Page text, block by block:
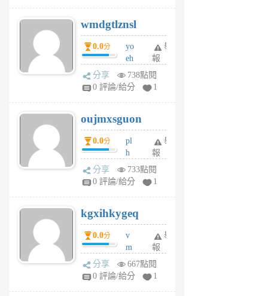
R
P
m
v
A
V
個
月
前
wmdgtlznsl
0.0分
yo
eh
ld
gy
個
月
前
舉
報
分享
738點閱
0 評論/給分
1
oujmxsguon
0.0分
pl
h
wi
w
6
個
月
前
舉
報
分享
733點閱
0 評論/給分
1
kgxihkygeq
0.0分
v
m
sg
sr
舉
報
分享
667點閱
0 評論/給分
1